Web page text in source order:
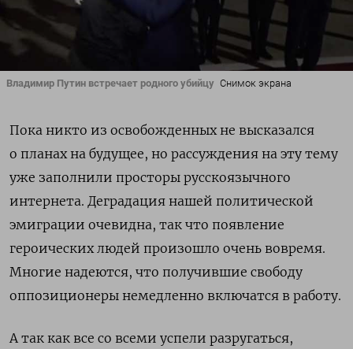
Владимир Путин встречает родного убийцу Снимок экрана
Пока никто из освобожденных не высказался
о планах на будущее, но рассуждения на эту тему
уже заполнили просторы русскоязычного
интернета. Деградация нашей политической
эмиграции очевидна, так что появление
героических людей произошло очень вовремя.
Многие надеются, что получившие свободу
оппозиционеры немедленно включатся в работу.
А так как все со всеми успели разругаться,